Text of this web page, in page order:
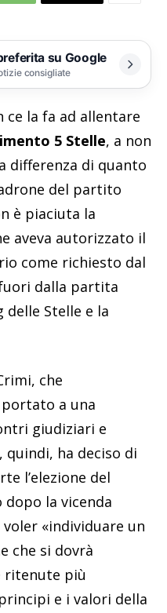
su Google
consigliate
ce la fa ad allentare
5 Stelle, a non
differenza di quanto
del partito
è piaciuta la
aveva autorizzato il
come richiesto dal
dalla partita
delle Stelle e la
che
a una
giudiziari e
ha deciso di
l’elezione del
la vicenda
«individuare un
che si dovrà
ritenute più
e i valori della